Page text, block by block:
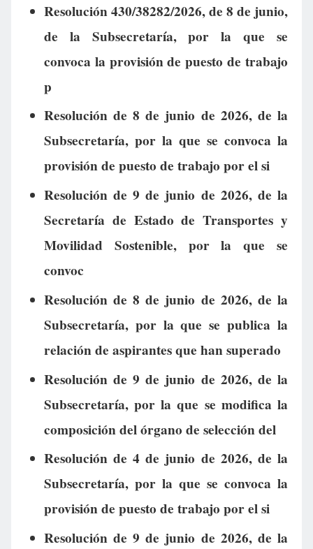
Resolución 430/38282/2026, de 8 de junio,
de la Subsecretaría, por la que se
convoca la provisión de puesto de trabajo
p
Resolución de 8 de junio de 2026, de la
Subsecretaría, por la que se convoca la
provisión de puesto de trabajo por el si
Resolución de 9 de junio de 2026, de la
Secretaría de Estado de Transportes y
Movilidad Sostenible, por la que se
convoc
Resolución de 8 de junio de 2026, de la
Subsecretaría, por la que se publica la
relación de aspirantes que han superado
Resolución de 9 de junio de 2026, de la
Subsecretaría, por la que se modifica la
composición del órgano de selección del
Resolución de 4 de junio de 2026, de la
Subsecretaría, por la que se convoca la
provisión de puesto de trabajo por el si
Resolución de 9 de junio de 2026, de la